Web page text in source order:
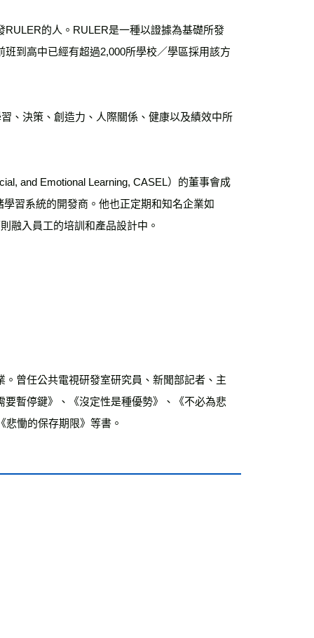
的人。RULER是一種以證據為基礎所發
到高中已經有超過2,000所學校／學區採用該方
、決策、創造力、人際關係、健康以及績效中所
and Emotional Learning, CASEL）的董事會成
習系統的開發商。他也正定期和知名企業如
融入員工的培訓和產品設計中。
曾任公共電視研發室研究員、新聞部記者、主
暫停鍵》、《沒定性是種優勢》、《不必為悲
慟的保存期限》等書。